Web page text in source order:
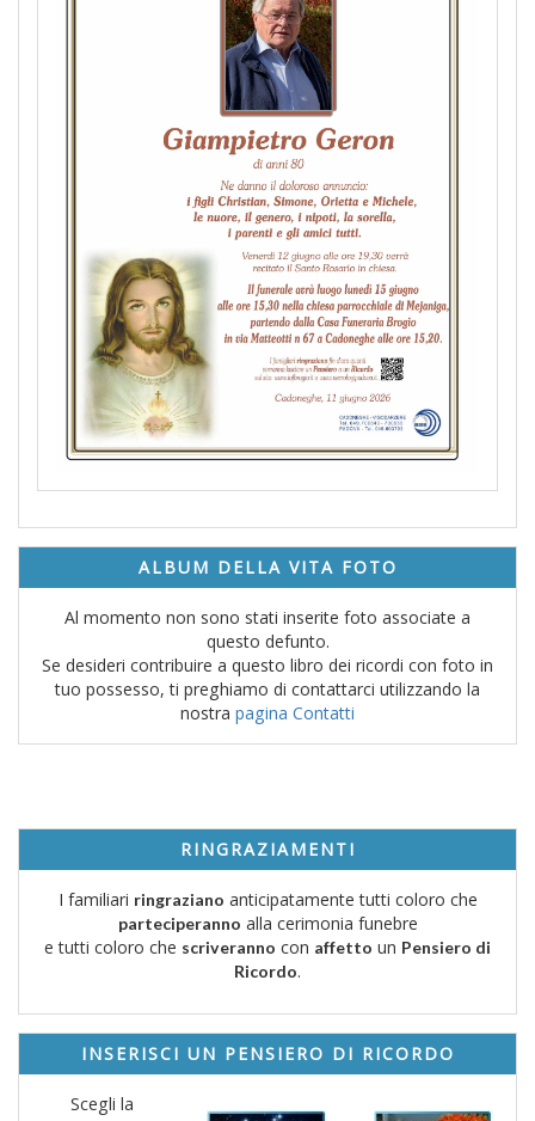
ALBUM DELLA VITA FOTO
Al momento non sono stati inserite foto associate a
questo defunto.
Se desideri contribuire a questo libro dei ricordi con foto in
tuo possesso, ti preghiamo di contattarci utilizzando la
nostra pagina Contatti
RINGRAZIAMENTI
I familiari ringraziano anticipatamente tutti coloro che
parteciperanno alla cerimonia funebre
e tutti coloro che scriveranno con affetto un Pensiero di
Ricordo.
INSERISCI UN PENSIERO DI RICORDO
Scegli la